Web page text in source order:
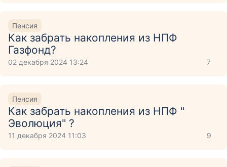
Пенсия
Как забрать накопления из НПФ
Газфонд?
02 декабря 2024 13:24 7
Пенсия
Как забрать накопления из НПФ "
Эволюция" ?
11 декабря 2024 11:03 9